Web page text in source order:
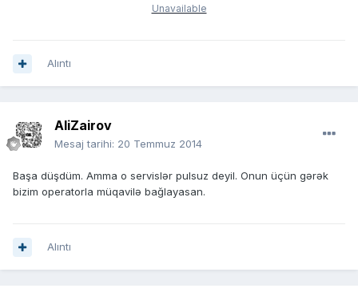
Unavailable
Alıntı
AliZairov
Mesaj tarihi: 20 Temmuz 2014
Başa düşdüm. Amma o servislər pulsuz deyil. Onun üçün gərək
bizim operatorla müqavilə bağlayasan.
Alıntı